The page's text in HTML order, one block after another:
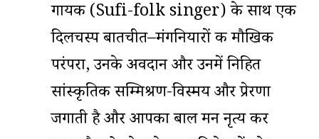
गायक (Sufi-folk singer) के साथ एक
दिलचस्प बातचीत–मंगनियारों की मौखिक
परंपरा, उनके अवदान और उनमें निहित
सांस्कृतिक सम्मिश्रण-विस्मय और प्रेरणा
जगाती है और आपका बाल मन नृत्य कर